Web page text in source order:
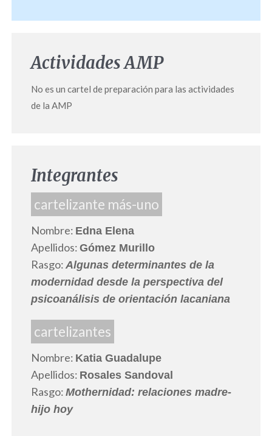
Actividades AMP
No es un cartel de preparación para las actividades
de la AMP
Integrantes
cartelizante más-uno
Nombre: Edna Elena
Apellidos: Gómez Murillo
Rasgo: Algunas determinantes de la
modernidad desde la perspectiva del
psicoanálisis de orientación lacaniana
cartelizantes
Nombre: Katia Guadalupe
Apellidos: Rosales Sandoval
Rasgo: Mothernidad: relaciones madre-
hijo hoy